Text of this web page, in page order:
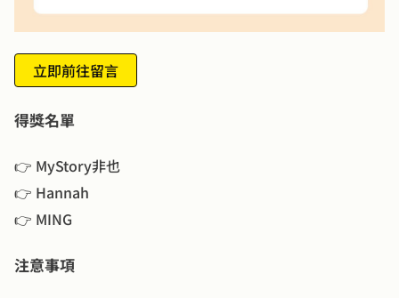
立即前往留言
得獎名單
👉 MyStory非也
👉 Hannah
👉 MING
注意事項